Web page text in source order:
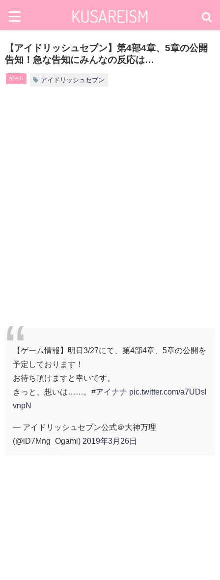
【アイドリッシュセブン】第4部4章、5章の公開
告知！急な告知にみんなの反応は…
ゲーム アイドリッシュセブン
【ゲーム情報】明日3/27にて、第4部4章、5章の公開を
予定しております！
お待ち頂けますと幸いです。
きっと、想いは……。 #アイナナ pic.twitter.com/a7UDsl
vnpN
— アイドリッシュセブン公式＠大神万理
(@iD7Mng_Ogami) 2019年3月26日